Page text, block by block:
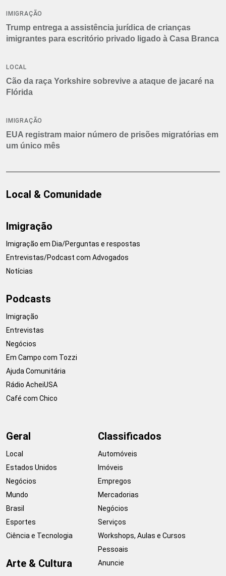
IMIGRAÇÃO
Trump entrega a assistência jurídica de crianças
imigrantes para escritório privado ligado à Casa Branca
LOCAL
Cão da raça Yorkshire sobrevive a ataque de jacaré na
Flórida
IMIGRAÇÃO
EUA registram maior número de prisões migratórias em
um único mês
Local & Comunidade
Imigração
Imigração em Dia/Perguntas e respostas
Entrevistas/Podcast com Advogados
Notícias
Podcasts
Imigração
Entrevistas
Negócios
Em Campo com Tozzi
Ajuda Comunitária
Rádio AcheiUSA
Café com Chico
Geral
Local
Estados Unidos
Negócios
Mundo
Brasil
Esportes
Ciência e Tecnologia
Arte & Cultura
Classificados
Automóveis
Imóveis
Empregos
Mercadorias
Negócios
Serviços
Workshops, Aulas e Cursos
Pessoais
Anuncie